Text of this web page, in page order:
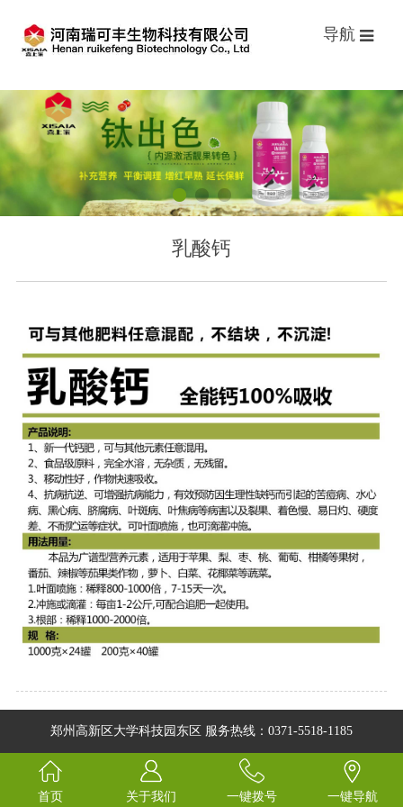
导航
乳酸钙
郑州高新区大学科技园东区 服务热线：0371-5518-1185
首页 关于我们 一键拨号 一键导航